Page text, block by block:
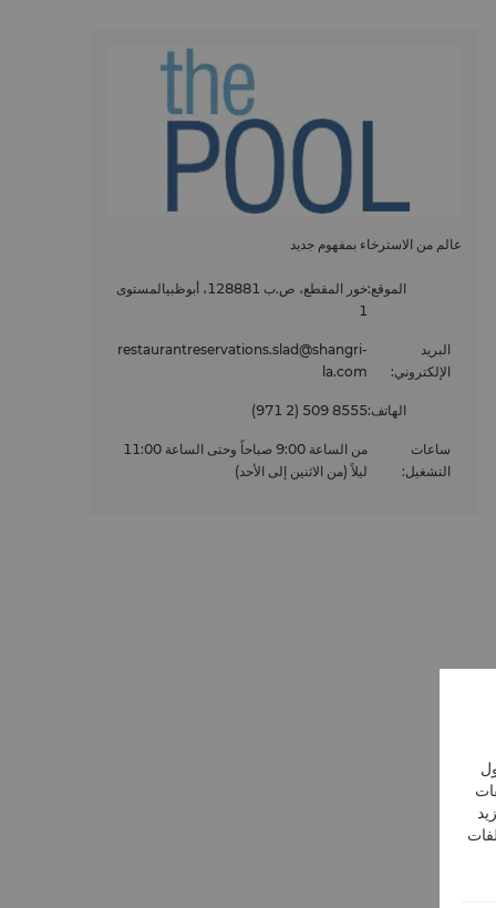
عالم من الاسترخاء بمفهوم جديد
الموقع:
خور المقطع، ص.ب 128881، أبوظبيالمستوى
1
البريد
الإلكتروني:
restaurantreservations.slad@shangri-
la.com
الهاتف:
(971 2) 509 8555
ساعات
التشغيل:
من الساعة 9:00 صباحاً وحتى الساعة 11:00
ليلاً (من الاثنين إلى الأحد)